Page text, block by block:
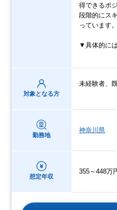
得できるポ
段階的にス
っています。
▼具体的に
対象となる方
未経験者、
勤務地
神奈川県
想定年収
355～448万